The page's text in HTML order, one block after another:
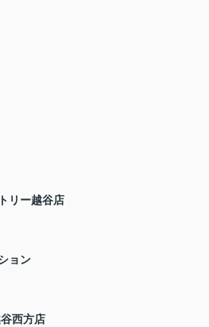
リー越谷店
ョン
西方店